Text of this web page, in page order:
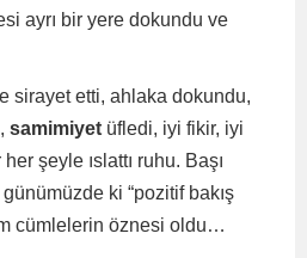
ayrı bir yere dokundu ve
sirayet etti, ahlaka dokundu,
samimiyet üfledi, iyi fikir, iyi
şeyle ıslattı ruhu. Başı
ki “pozitif bakış
cümlelerin öznesi oldu…